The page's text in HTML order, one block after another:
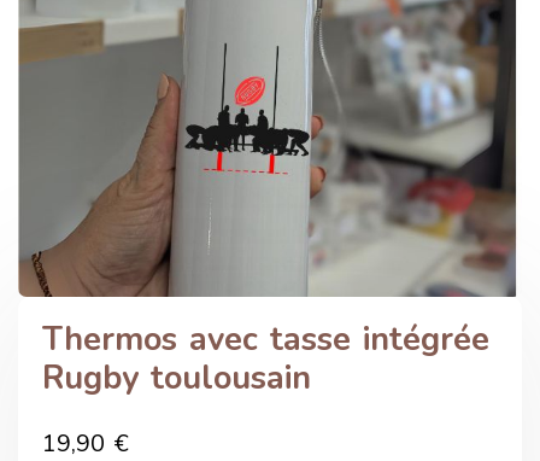
Thermos avec tasse intégrée
Rugby toulousain
19,90 €